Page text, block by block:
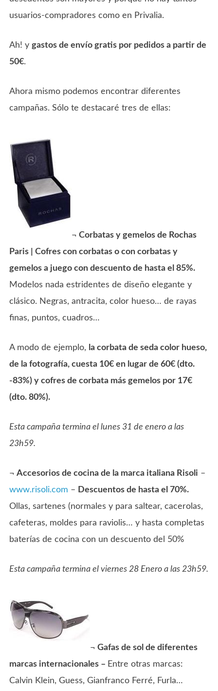
usuarios-compradores como en Privalia.
Ah! ygastos de envío gratis por pedidos a partir de
50€.
Ahora mismo podemos encontrar diferentes
campañas. Sólo te destacaré tres de ellas:
¬Corbatas y gemelos de Rochas
Paris | Cofres con corbatas o con corbatas y
gemelos a juego con descuento de hasta el 85%.
Modelos nada estridentes de diseño elegante y
clásico. Negras, antracita, color hueso… de rayas
finas, puntos, cuadros…
A modo de ejemplo, la corbata de seda color hueso,
de la fotografía, cuesta 10€ en lugar de 60€ (dto.
-83%) y cofres de corbata más gemelos por 17€
(dto. 80%).
Esta campaña termina el lunes 31 de enero a las
23h59.
¬Accesorios de cocina de la marca italiana Risoli –
www.risoli.com – Descuentos de hasta el 70%.
Ollas, sartenes (normales y para saltear, cacerolas,
cafeteras, moldes para raviolis… y hasta completas
baterías de cocina con un descuento del 50%
Esta campaña termina el viernes 28 Enero a las 23h59.
¬Gafas de sol de diferentes
marcas internacionales – Entre otras marcas:
Calvin Klein, Guess, Gianfranco Ferré, Furla…